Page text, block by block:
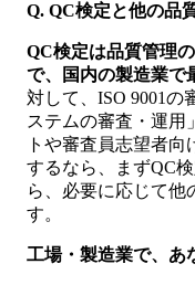
Q. QC検定と他の品
QC検定は品質管理
で、国内の製造業で
対して、ISO 9001の
ステムの審査・運用
トや審査員志望者
するなら、まずQC
ら、必要に応じて他
す。
工場・製造業で、あ